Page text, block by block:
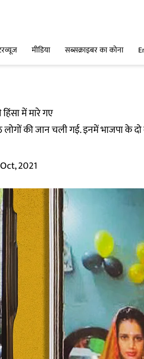
मीडिया सब्सक्राइबर का कोना
में मारे गए
की जान चली गई. इनमें भाजपा के दो
2021